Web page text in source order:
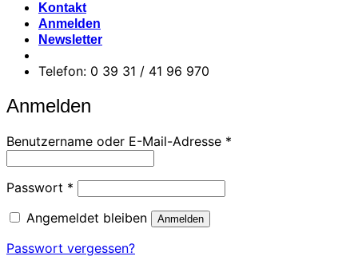
Kontakt
Anmelden
Newsletter
Telefon: 0 39 31 / 41 96 970
Anmelden
Benutzername oder E-Mail-Adresse *
Passwort *
Angemeldet bleiben
Anmelden
Passwort vergessen?